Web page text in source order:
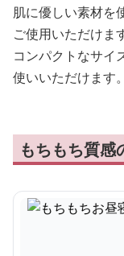
肌に優しい素材を
ご使用いただけま
コンパクトなサイ
使いいただけます。
もちもち質感